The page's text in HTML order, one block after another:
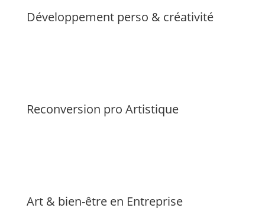
Développement perso & créativité
Reconversion pro Artistique
Art & bien-être en Entreprise